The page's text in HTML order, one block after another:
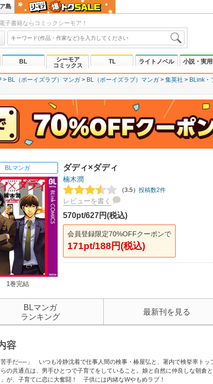
島
子書籍ならコミックシーモア！
BL
シーモア
コミックス
TL ライトノベル 小説・実
BL（ボーイズラブ）マンガ BL（ボーイズラブ）マンガ 集英社 BLink
BLマンガ
1巻完結
ダディ×ダディ
楠木潤
（3.5） 投稿数2件
レビューを書く
570pt/627円(税込)
会員登録限定70%OFFクーポンで
171pt/188円(税込)
BLマンガ
ランキング
最新刊を見る
容
苦手だ──」 いつも冷静沈着で仕事人間の検事・椿屋弘と、署内で検挙率ト
の共通点は、男手ひとつで子育てをしていること。娘と自然に仲良しな朝倉
」が、子育てに恋に大奮闘！ 子供には内緒なWやもめラブ！